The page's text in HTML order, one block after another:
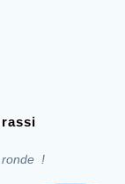
ronde !